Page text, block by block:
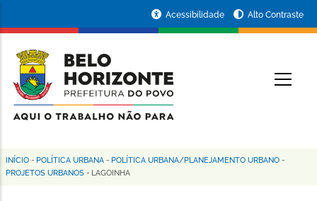
conteúdo
principal
da
Prefeitura
de
Horizonte
Acessibilidade Alto Contraste
Trilha
INÍCIO - POLÍTICA URBANA - POLÍTICA URBANA/PLANEJAMENTO URBANO -
PROJETOS URBANOS - LAGOINHA